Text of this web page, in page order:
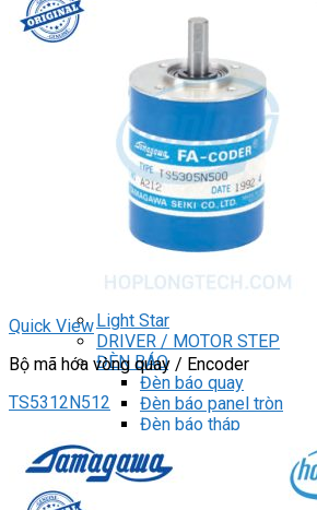
Relay bán dẫn
Relay thời gian
Relay an toàn
Relay bảo vệ động cơ 3P
THIẾT BỊ ĐÓNG CẮT
Contactor
BIẾN TẦN
DRIVER / MOTOR SERVO
LOGIC RELAY
Zelio
BỘ NGUỒN DC
Light Star
DRIVER / MOTOR STEP
ĐÈN BÁO
Đèn báo quay
Đèn báo panel tròn
Đèn báo tháp
CHUYỂN MẠCH / NÚT NHẤN
Chuyển mạch có khóa
Quick View
Bộ mã hóa vòng quay / Encoder
TS5312N512